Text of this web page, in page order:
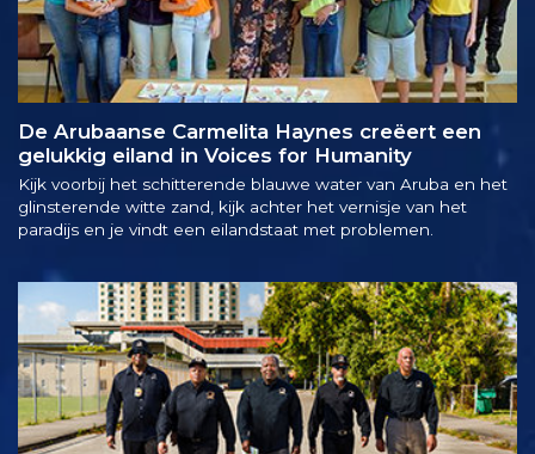
De Arubaanse Carmelita Haynes creëert een
gelukkig eiland in Voices for Humanity
Kijk voorbij het schitterende blauwe water van Aruba en het
glinsterende witte zand, kijk achter het vernisje van het
paradijs en je vindt een eilandstaat met problemen.